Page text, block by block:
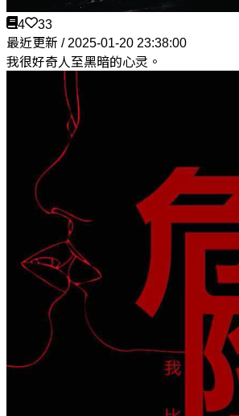
4
33
最近更新 / 2025-01-20 23:38:00
我很好奇人至黑暗的心灵。